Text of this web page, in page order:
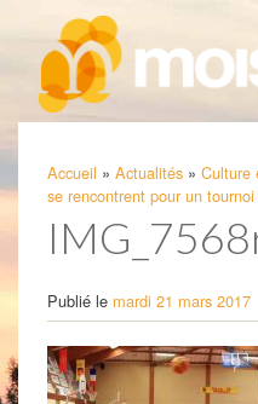
Accueil » Actualités » Culture
se rencontrent pour un
Publié le mardi 21 mars 2017